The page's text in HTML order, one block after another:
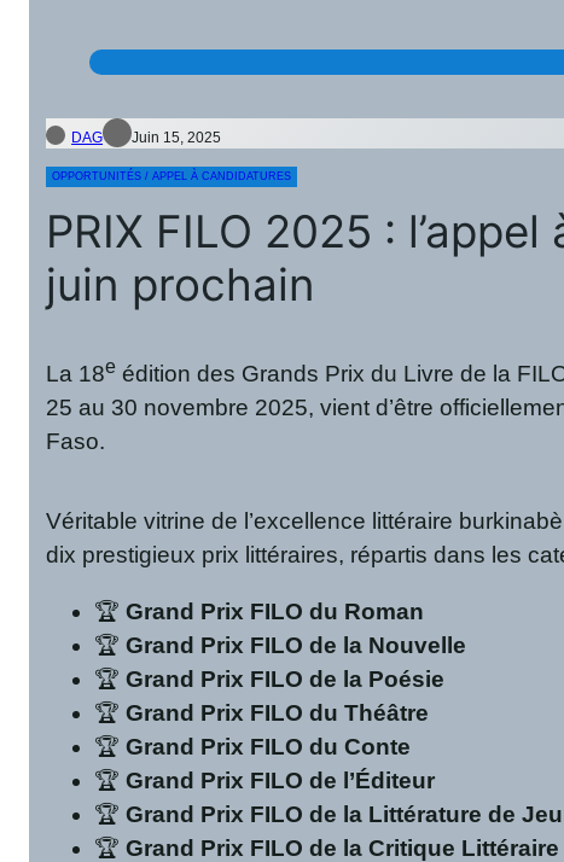
DAG Juin 15, 2025
OPPORTUNITÉS / APPEL À CANDIDATURES
PRIX FILO 2025 :
juin prochain
La 18e édition des Grands Prix du Livre de la
25 au 30 novembre 2025, vient d’être
Faso.
Véritable vitrine de l’excellence littéraire
dix prestigieux prix littéraires, répartis dans les
🏆Grand Prix FILO du Roman
🏆Grand Prix FILO de la Nouvelle
🏆Grand Prix FILO de la Poésie
🏆Grand Prix FILO du Théâtre
🏆Grand Prix FILO du Conte
🏆Grand Prix FILO de l’Éditeur
🏆Grand Prix FILO de la Littérature de
🏆Grand Prix FILO de la Critique